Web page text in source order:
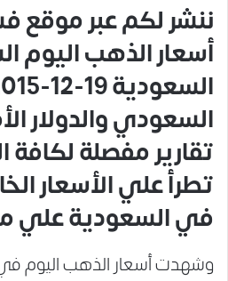
ننشر لكم عبر موقع
أسعار الذهب اليوم
السعودي والدولار
تقارير مفصلة لكافة
تطرأ علي الأسعار
في السعودية علي